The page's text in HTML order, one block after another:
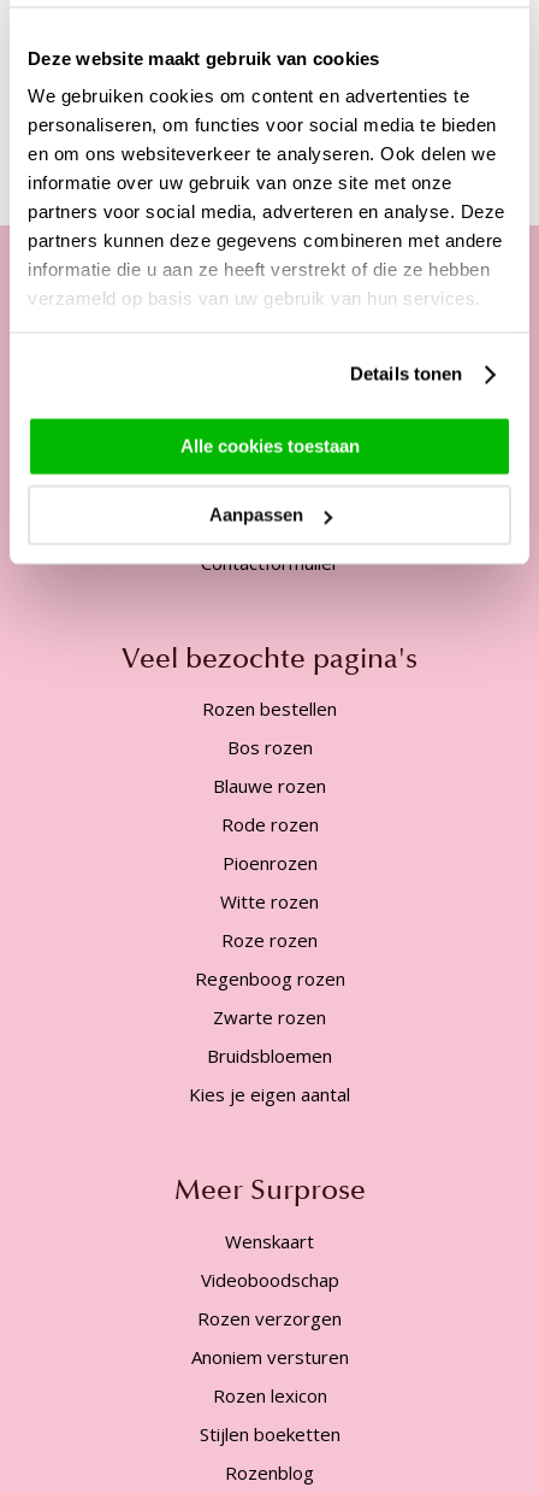
Deze website maakt gebruik van cookies
We gebruiken cookies om content en advertenties te
personaliseren, om functies voor social media te bieden
en om ons websiteverkeer te analyseren. Ook delen we
informatie over uw gebruik van onze site met onze
partners voor social media, adverteren en analyse. Deze
partners kunnen deze gegevens combineren met andere
informatie die u aan ze heeft verstrekt of die ze hebben
verzameld op basis van uw gebruik van hun services.
Details tonen
Alle cookies toestaan
Aanpassen
Deze producten zijn wellicht ook interessant
Telefonisch van ma. t/m vrij. van
13:00 - 17:00 uur
Tel:+31 85 822 5435
service@surprose.nl
Contactformulier
Veel bezochte pagina's
Rozen bestellen
Bos rozen
Blauwe rozen
Rode rozen
Pioenrozen
Witte rozen
Roze rozen
Regenboog rozen
Zwarte rozen
Bruidsbloemen
Kies je eigen aantal
Meer Surprose
Wenskaart
Videoboodschap
Rozen verzorgen
Anoniem versturen
Rozen lexicon
Stijlen boeketten
Rozenblog